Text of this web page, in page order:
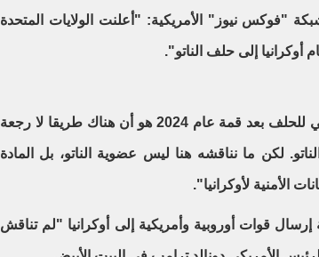
"فوكس نيوز" الأمريكية: "أعلنت الولايات المتحدة
إلى حلف الناتو".
وأضاف أن "الموقف الرسمي للحلف بعد قمة عام 2024 هو أن هناك طريقا لا رجعة
لكن ما نناقشه هنا ليس عضوية الناتو، بل المادة
الأمنية لأوكرانيا".
قوات أوروبية وأمريكية إلى أوكرانيا "لم تناقش